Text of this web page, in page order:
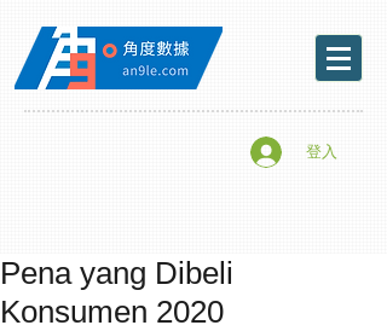
登入
Pena yang Dibeli
Konsumen 2020